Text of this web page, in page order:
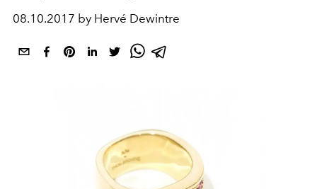
08.10.2017 by Hervé Dewintre